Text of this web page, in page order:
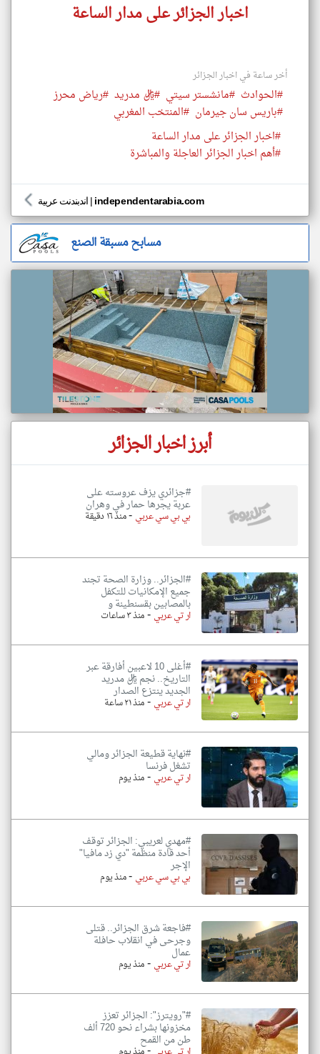
اخبار الجزائر على مدار الساعة
أخر ساعة في اخبار الجزائر
#الحوادث #مانشستر سيتي #ريال مدريد #رياض محرز
#باريس سان جيرمان #المنتخب المغربي
#اخبار الجزائر على مدار الساعة
#أهم اخبار الجزائر العاجلة والمباشرة
اندبندنت عربية | independentarabia.com
مسابح مسبقة الصنع
أبرز اخبار الجزائر
#جزائري يزف عروسته على
عربة يجرها حمار في وهران
بي بي سي عربي -منذ ١٦ دقيقة
#الجزائر.. وزارة الصحة تجند
جميع الإمكانيات للتكفل
بالمصابين بقسنطينة و
ار تي عربي -منذ ٣ ساعات
#أغلى 10 لاعبين أفارقة عبر
التاريخ.. نجم ريال مدريد
الجديد ينتزع الصدار
ار تي عربي -منذ ٢١ ساعة
#نهاية قطيعة الجزائر ومالي
تشغل فرنسا
ار تي عربي -منذ يوم
#مهدي لعريبي: الجزائر توقف
أحد قادة منظمة "دي زد مافيا"
الإجر
بي بي سي عربي -منذ يوم
#فاجعة شرق الجزائر.. قتلى
وجرحى في انقلاب حافلة
عمال
ار تي عربي -منذ يوم
#"رويترز": الجزائر تعزز
مخزونها بشراء نحو 720 ألف
طن من القمح